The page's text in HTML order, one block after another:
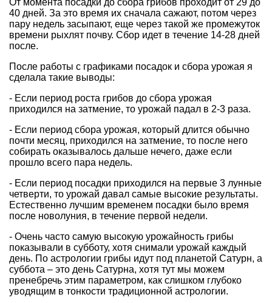
От момента посадки до сбора грибов проходит от 29 до
40 дней. За это время их сначала сажают, потом через
пару недель засыпают, еще через такой же промежуток
времени рыхлят почву. Сбор идет в течение 14-28 дней
после.
После работы с графиками посадок и сбора урожая я
сделала такие выводы:
- Если период роста грибов до сбора урожая
приходился на затмение, то урожай падал в 2-3 раза.
- Если период сбора урожая, который длится обычно
почти месяц, приходился на затмение, то после него
собирать оказывалось дальше нечего, даже если
прошло всего пара недель.
- Если период посадки приходился на первые 3 лунные
четверти, то урожай давал самые высокие результаты.
Естественно лучшим временем посадки было время
после новолуния, в течение первой недели.
- Очень часто самую высокую урожайность грибы
показывали в субботу, хотя снимали урожай каждый
день. По астрологии грибы идут под планетой Сатурн, а
суббота – это день Сатурна, хотя тут мы можем
пренебречь этим параметром, как слишком глубоко
уводящим в тонкости традиционной астрологии.